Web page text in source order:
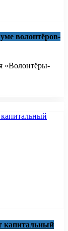
волонтёров-
«Волонтёры-
капитальный